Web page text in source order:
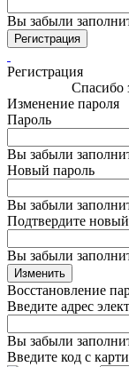
Вы забыли
Регистрация
Регистрация
Спасибо
Изменение пароля
Пароль
Вы забыли
Новый пароль
Вы забыли
Подтвердите
Вы забыли
Изменить
Восстановление
Введите адрес
Вы забыли
Введите код с